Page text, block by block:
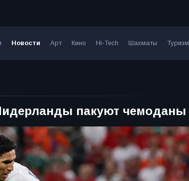
Новости Арт Кино Hi-Tech Шахматы Туризм
пакуют чемоданы